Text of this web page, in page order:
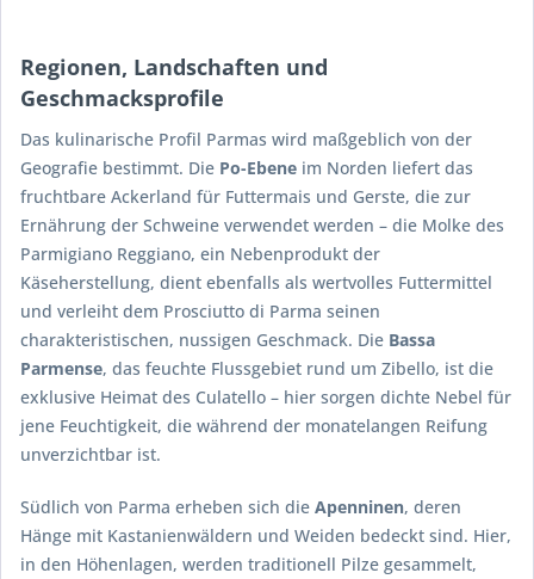
Regionen, Landschaften und
Geschmacksprofile
Das kulinarische Profil Parmas wird maßgeblich von der
Geografie bestimmt. Die Po-Ebene im Norden liefert das
fruchtbare Ackerland für Futtermais und Gerste, die zur
Ernährung der Schweine verwendet werden – die Molke des
Parmigiano Reggiano, ein Nebenprodukt der
Käseherstellung, dient ebenfalls als wertvolles Futtermittel
und verleiht dem Prosciutto di Parma seinen
charakteristischen, nussigen Geschmack. Die Bassa
Parmense, das feuchte Flussgebiet rund um Zibello, ist die
exklusive Heimat des Culatello – hier sorgen dichte Nebel für
jene Feuchtigkeit, die während der monatelangen Reifung
unverzichtbar ist.
Südlich von Parma erheben sich die Apenninen, deren
Hänge mit Kastanienwäldern und Weiden bedeckt sind. Hier,
in den Höhenlagen, werden traditionell Pilze gesammelt,